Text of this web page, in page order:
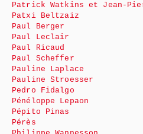
Patrick Watkins et Jean-
Patxi Beltzaiz
Paul Berger
Paul Leclair
Paul Ricaud
Paul Scheffer
Pauline Laplace
Pauline Stroesser
Pedro Fidalgo
Pénéloppe Lepaon
Pépito Pinas
Pérès